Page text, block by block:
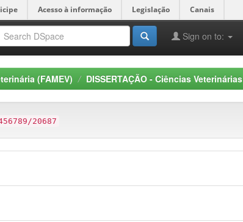
Acesso à informação Legislação Canais
Sign on to:
(FAMEV) DISSERTAÇÃO - Ciências Veterinárias
20687